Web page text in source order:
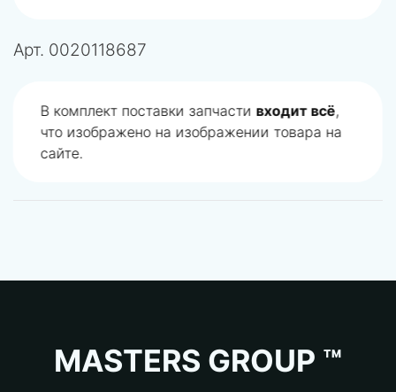
Арт. 0020118687
В комплект поставки запчасти входит всё,
что изображено на изображении товара на
сайте.
MASTERS GROUP ™